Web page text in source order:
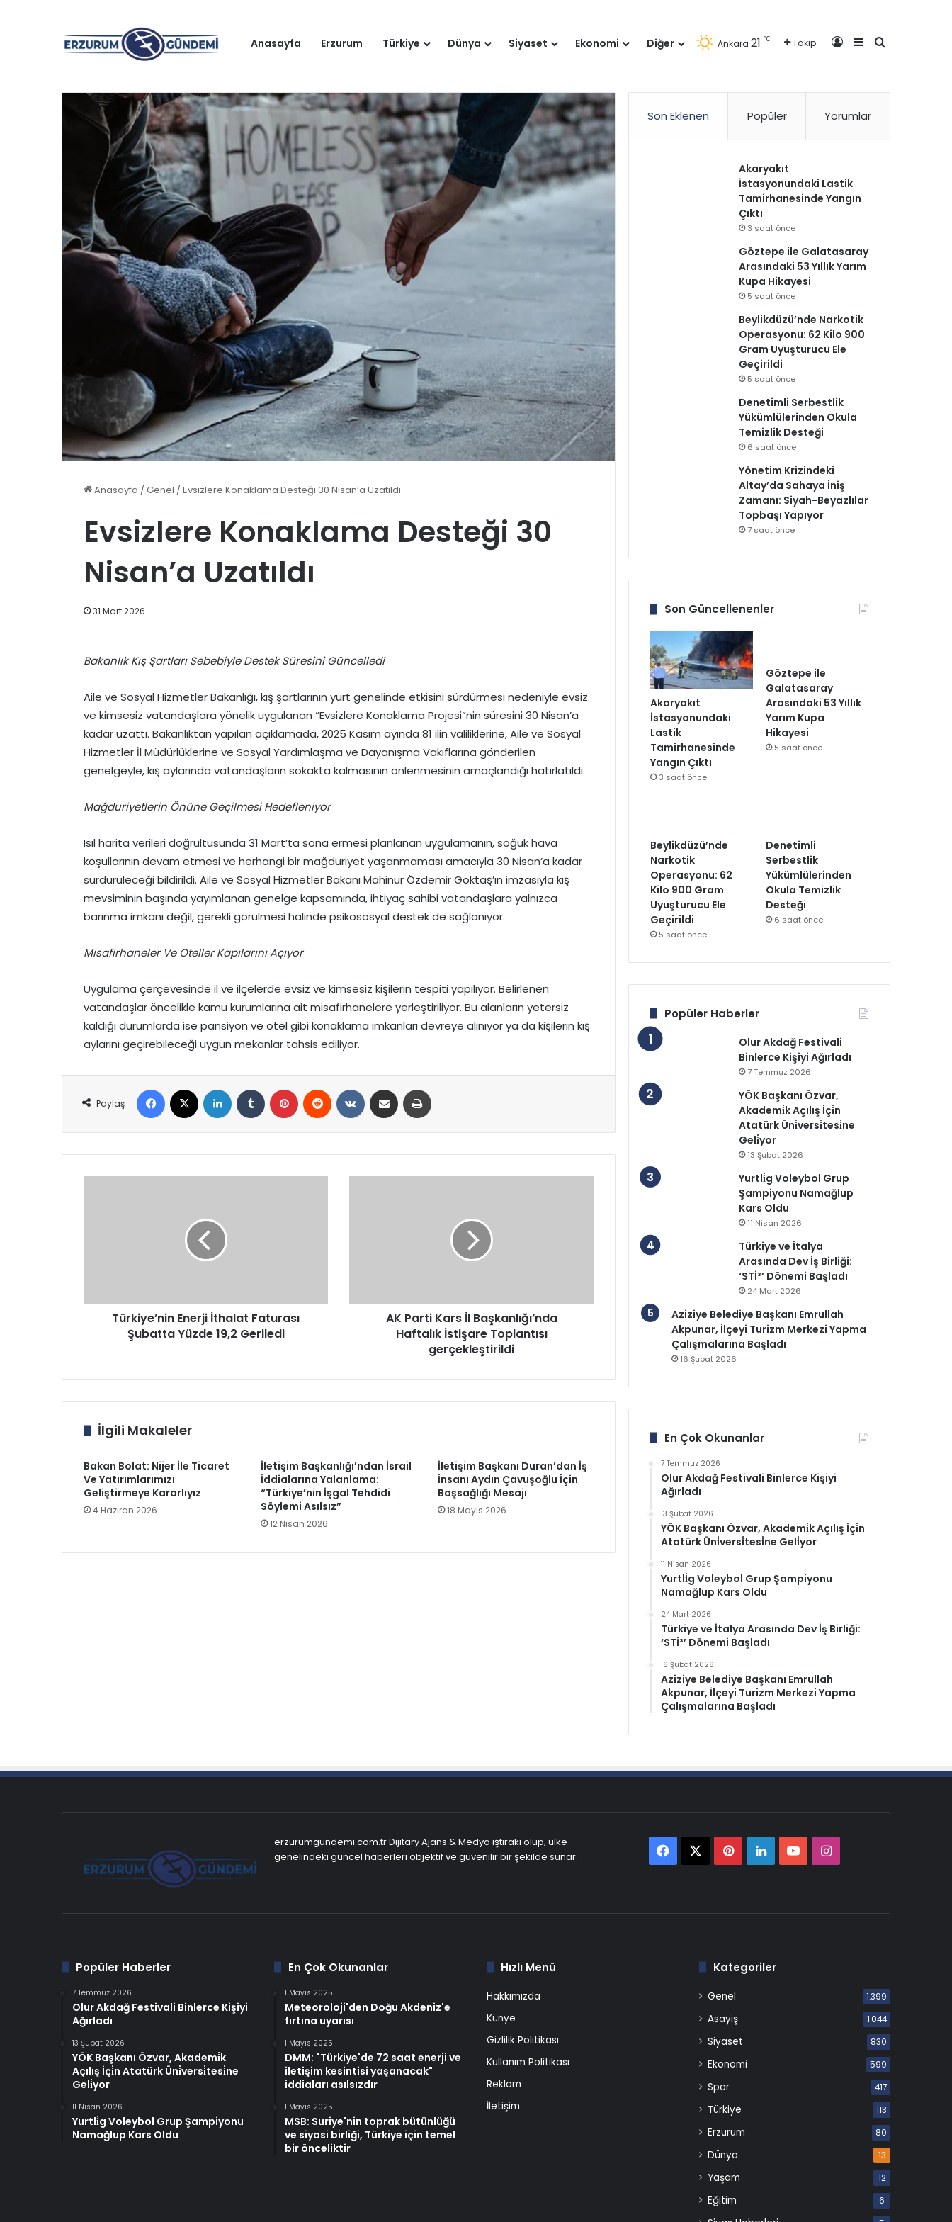
Anasayfa Erzurum Türkiye Dünya Siyaset Ekonomi Diğer Ankara 21 ℃ Takip Kayıt OlKenar Bölmesi
Arama yap
Gündem
Anasayfa /Genel /Evsizlere Konaklama Desteği 30 Nisan’a Uzatıldı
Evsizlere Konaklama Desteği 30
Nisan’a Uzatıldı
31 Mart 2026
Bakanlık Kış Şartları Sebebiyle Destek Süresini Güncelledi
Aile ve Sosyal Hizmetler Bakanlığı, kış şartlarının yurt genelinde etkisini sürdürmesi nedeniyle evsiz
ve kimsesiz vatandaşlara yönelik uygulanan “Evsizlere Konaklama Projesi”nin süresini 30 Nisan’a
kadar uzattı. Bakanlıktan yapılan açıklamada, 2025 Kasım ayında 81 ilin valiliklerine, Aile ve Sosyal
Hizmetler İl Müdürlüklerine ve Sosyal Yardımlaşma ve Dayanışma Vakıflarına gönderilen
genelgeyle, kış aylarında vatandaşların sokakta kalmasının önlenmesinin amaçlandığı hatırlatıldı.
Mağduriyetlerin Önüne Geçilmesi Hedefleniyor
Isıl harita verileri doğrultusunda 31 Mart’ta sona ermesi planlanan uygulamanın, soğuk hava
koşullarının devam etmesi ve herhangi bir mağduriyet yaşanmaması amacıyla 30 Nisan’a kadar
sürdürüleceği bildirildi. Aile ve Sosyal Hizmetler Bakanı Mahinur Özdemir Göktaş’ın imzasıyla kış
mevsiminin başında yayımlanan genelge kapsamında, ihtiyaç sahibi vatandaşlara yalnızca
barınma imkanı değil, gerekli görülmesi halinde psikososyal destek de sağlanıyor.
Misafirhaneler Ve Oteller Kapılarını Açıyor
Uygulama çerçevesinde il ve ilçelerde evsiz ve kimsesiz kişilerin tespiti yapılıyor. Belirlenen
vatandaşlar öncelikle kamu kurumlarına ait misafirhanelere yerleştiriliyor. Bu alanların yetersiz
kaldığı durumlarda ise pansiyon ve otel gibi konaklama imkanları devreye alınıyor ya da kişilerin kış
aylarını geçirebileceği uygun mekanlar tahsis ediliyor.
Paylaş
Facebook LinkedIn Tumblr Pinterest Reddit VKontakteE-Posta ile paylaş
Türkiye’nin Enerji İthalat Faturası
Şubatta Yüzde 19,2 Geriledi
gerçekleştirildi
AK Parti Kars İl Başkanlığı’nda
Haftalık İstişare Toplantısı
gerçekleştirildi
İlgili Makaleler
Bakan Bolat: Nijer İle Ticaret
Ve Yatırımlarımızı
Geliştirmeye Kararlıyız
4 Haziran 2026
İletişim Başkanlığı’ndan İsrail
İddialarına Yalanlama:
“Türkiye’nin İşgal Tehdidi
Söylemi Asılsız”
12 Nisan 2026
İletişim Başkanı Duran’dan İş
İnsanı Aydın Çavuşoğlu İçin
Başsağlığı Mesajı
18 Mayıs 2026
Son Eklenen Popüler Yorumlar
Akaryakıt
İstasyonundaki Lastik
Tamirhanesinde Yangın
Çıktı
3 saat önce
Göztepe ile Galatasaray
Arasındaki 53 Yıllık Yarım
Kupa Hikayesi
5 saat önce
Beylikdüzü’nde Narkotik
Operasyonu: 62 Kilo 900
Gram Uyuşturucu Ele
Geçirildi
5 saat önce
Denetimli Serbestlik
Yükümlülerinden Okula
Temizlik Desteği
6 saat önce
Yönetim Krizindeki
Altay’da Sahaya İniş
Zamanı: Siyah-Beyazlılar
Topbaşı Yapıyor
7 saat önce
Son Güncellenenler
Akaryakıt
İstasyonundaki
Lastik
Tamirhanesinde
Yangın Çıktı
3 saat önce
Göztepe ile
Galatasaray
Arasındaki 53 Yıllık
Yarım Kupa
Hikayesi
5 saat önce
Beylikdüzü’nde
Narkotik
Operasyonu: 62
Kilo 900 Gram
Uyuşturucu Ele
Geçirildi
5 saat önce
Denetimli
Serbestlik
Yükümlülerinden
Okula Temizlik
Desteği
6 saat önce
Popüler Haberler
Olur Akdağ Festivali
Binlerce Kişiyi Ağırladı
7 Temmuz 2026
YÖK Başkanı Özvar,
Akademi̇k Açılış İçi̇n
Atatürk Üni̇versi̇tesi̇ne
Geli̇yor
13 Şubat 2026
Yurtli̇g Voleybol Grup
Şampiyonu Namağlup
Kars Oldu
11 Nisan 2026
Türkiye ve İtalya
Arasında Dev İş Birliği:
‘STİ³’ Dönemi Başladı
24 Mart 2026
Aziziye Belediye Başkanı Emrullah
Akpunar, İlçeyi Turizm Merkezi Yapma
Çalışmalarına Başladı
16 Şubat 2026
En Çok Okunanlar
7 Temmuz 2026
Olur Akdağ Festivali Binlerce Kişiyi
Ağırladı
13 Şubat 2026
YÖK Başkanı Özvar, Akademi̇k Açılış İçi̇n
Atatürk Üni̇versi̇tesi̇ne Geli̇yor
11 Nisan 2026
Yurtli̇g Voleybol Grup Şampiyonu
Namağlup Kars Oldu
24 Mart 2026
Türkiye ve İtalya Arasında Dev İş Birliği:
‘STİ³’ Dönemi Başladı
16 Şubat 2026
Aziziye Belediye Başkanı Emrullah
Akpunar, İlçeyi Turizm Merkezi Yapma
Çalışmalarına Başladı
erzurumgundemi.com.tr Dijitary Ajans & Medya iştiraki olup, ülke
genelindeki güncel haberleri objektif ve güvenilir bir şekilde sunar.
FacebookPinterest
LinkedInYouTubeInstagram
Popüler Haberler
7 Temmuz 2026
Olur Akdağ Festivali Binlerce Kişiyi
Ağırladı
13 Şubat 2026
YÖK Başkanı Özvar, Akademi̇k
Açılış İçi̇n Atatürk Üni̇versi̇tesi̇ne
Geli̇yor
11 Nisan 2026
Yurtli̇g Voleybol Grup Şampiyonu
Namağlup Kars Oldu
En Çok Okunanlar
1 Mayıs 2025
Meteoroloji'den Doğu Akdeniz'e
fırtına uyarısı
1 Mayıs 2025
DMM: "Türkiye'de 72 saat enerji ve
iletişim kesintisi yaşanacak"
iddiaları asılsızdır
1 Mayıs 2025
MSB: Suriye'nin toprak bütünlüğü
ve siyasi birliği, Türkiye için temel
bir önceliktir
Hızlı Menü
Hakkımızda
Künye
Gizlilik Politikası
Kullanım Politikası
Reklam
İletişim
Kategoriler
Genel 1.399
Asayiş 1.044
Siyaset 830
Ekonomi 599
Spor 417
Türkiye 113
Erzurum 80
Dünya 13
Yaşam 12
Eğitim 6